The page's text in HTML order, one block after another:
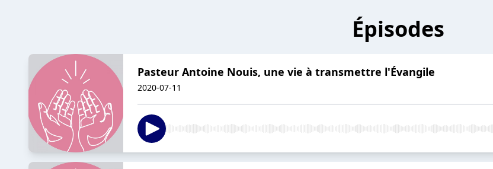
Épisodes
Pasteur Antoine Nouis, une vie à transmettre l'Évangile
2020-07-11